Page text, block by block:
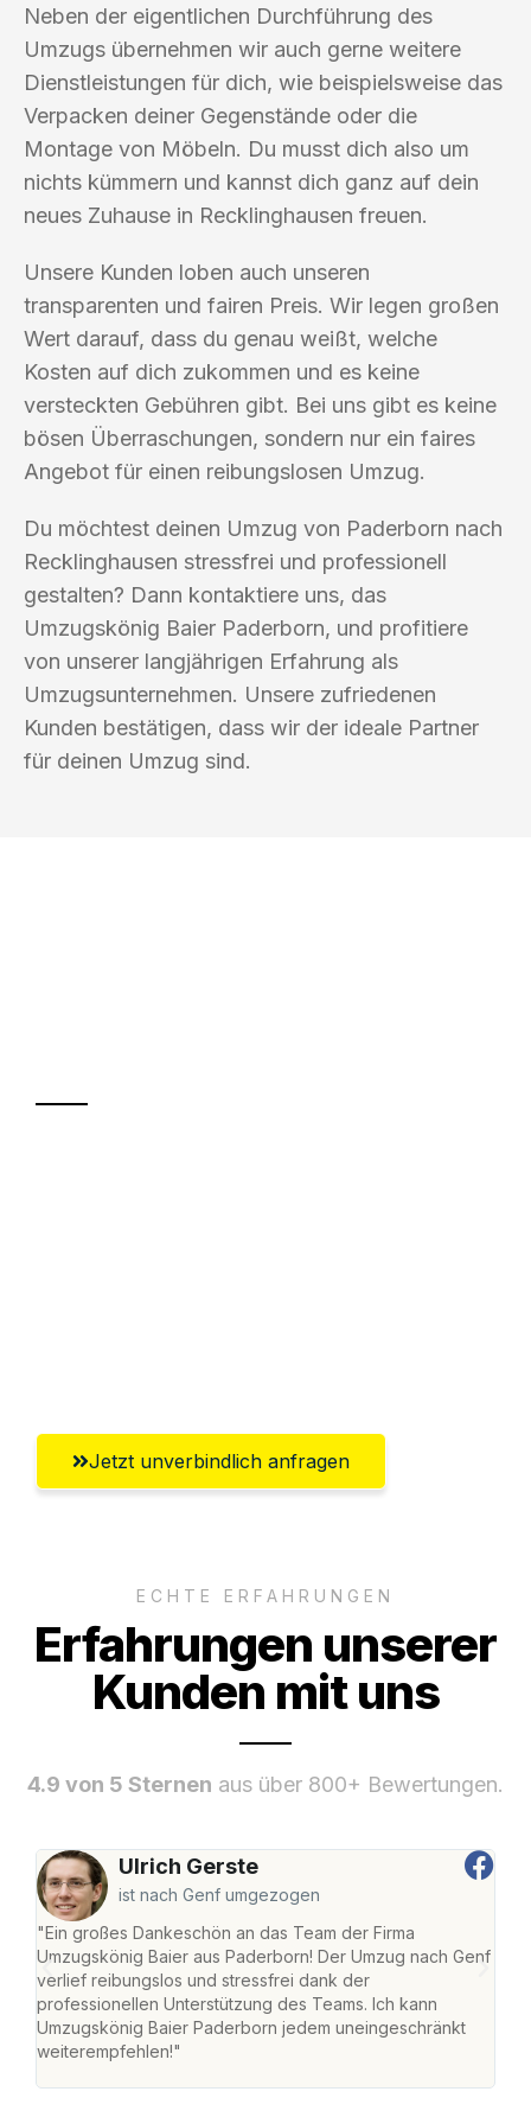
Neben der eigentlichen Durchführung des
Umzugs übernehmen wir auch gerne weitere
Dienstleistungen für dich, wie beispielsweise das
Verpacken deiner Gegenstände oder die
Montage von Möbeln. Du musst dich also um
nichts kümmern und kannst dich ganz auf dein
neues Zuhause in Recklinghausen freuen.
Unsere Kunden loben auch unseren
transparenten und fairen Preis. Wir legen großen
Wert darauf, dass du genau weißt, welche
Kosten auf dich zukommen und es keine
versteckten Gebühren gibt. Bei uns gibt es keine
bösen Überraschungen, sondern nur ein faires
Angebot für einen reibungslosen Umzug.
Du möchtest deinen Umzug von Paderborn nach
Recklinghausen stressfrei und professionell
gestalten? Dann kontaktiere uns, das
Umzugskönig Baier Paderborn, und profitiere
von unserer langjährigen Erfahrung als
Umzugsunternehmen. Unsere zufriedenen
Kunden bestätigen, dass wir der ideale Partner
für deinen Umzug sind.
Jetzt unverbindlich anfragen
ECHTE ERFAHRUNGEN
Erfahrungen unserer
Kunden mit uns
4.9 von 5 Sternen aus über 800+ Bewertungen.
Ulrich Gerste
ist nach Genf umgezogen
"Ein großes Dankeschön an das Team der Firma
Umzugskönig Baier aus Paderborn! Der Umzug nach Genf
verlief reibungslos und stressfrei dank der
professionellen Unterstützung des Teams. Ich kann
Umzugskönig Baier Paderborn jedem uneingeschränkt
weiterempfehlen!"